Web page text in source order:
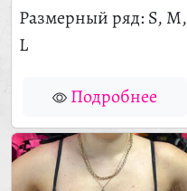
Размерный ряд: S, M,
L
Подробнее